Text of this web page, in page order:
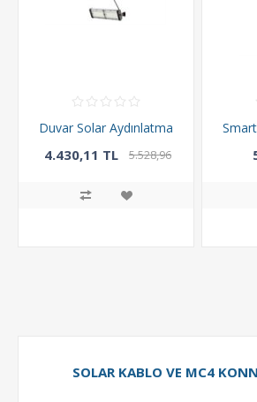
Duvar Solar Aydınlatma
4.430,11 TL
5.528,96
SOLAR KABLO VE MC4